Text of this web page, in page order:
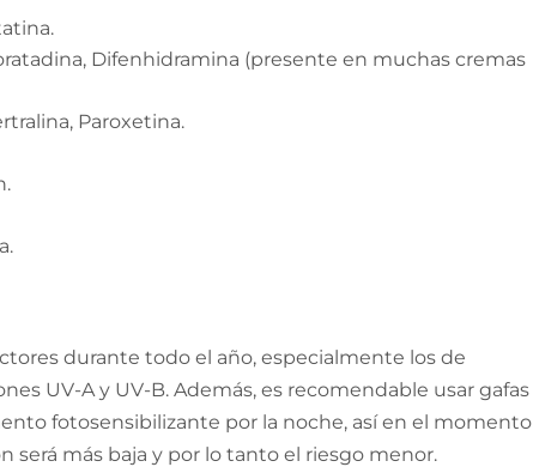
Difenhidramina (presente en muchas cremas
Paroxetina.
durante todo el año, especialmente los de
UV-A y UV-B. Además, es recomendable usar gafas
fotosensibilizante por la noche, así en el momento
será más baja y por lo tanto el riesgo menor.